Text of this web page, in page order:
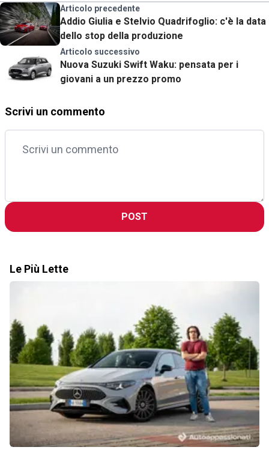
Articolo precedente
Addio Giulia e Stelvio Quadrifoglio: c'è la data
dello stop della produzione
Articolo successivo
Nuova Suzuki Swift Waku: pensata per i
giovani a un prezzo promo
Scrivi un commento
POST
Le Più Lette